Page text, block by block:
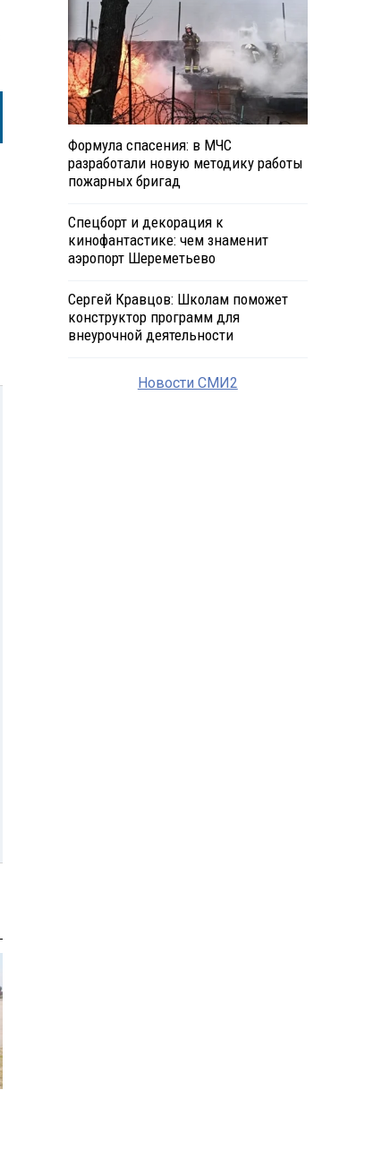
Формула спасения: в МЧС
разработали новую методику работы
пожарных бригад
Спецборт и декорация к
кинофантастике: чем знаменит
аэропорт Шереметьево
Сергей Кравцов: Школам поможет
конструктор программ для
внеурочной деятельности
Новости СМИ2